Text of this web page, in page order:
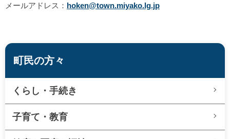
メールアドレス： hoken@town.miyako.lg.jp
町民の方々
くらし・手続き
子育て・教育